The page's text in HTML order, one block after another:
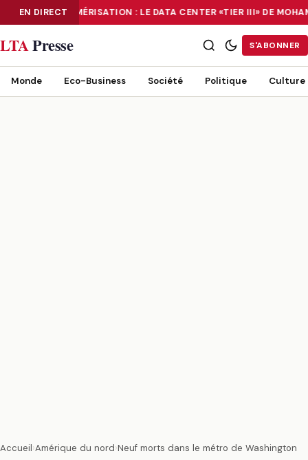
EN DIRECTNUMÉRISATION : LE DATA CENTER «TIER III» DE
NUMÉRISATION : LE DATA CENTER «TIER III» DE MOHAMMADIA, UN
LTAPresse S'ABONNER
Monde Eco-Business Société Politique Culture
Accueil›Amérique du nord›Neuf morts dans le métro de Washington